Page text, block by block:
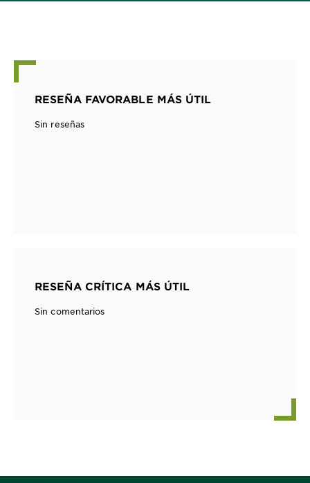
RESEÑA FAVORABLE MÁS ÚTIL
Sin reseñas
RESEÑA CRÍTICA MÁS ÚTIL
Sin comentarios